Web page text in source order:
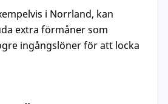
i Norrland, kan
extra förmåner som
ingångslöner för att locka